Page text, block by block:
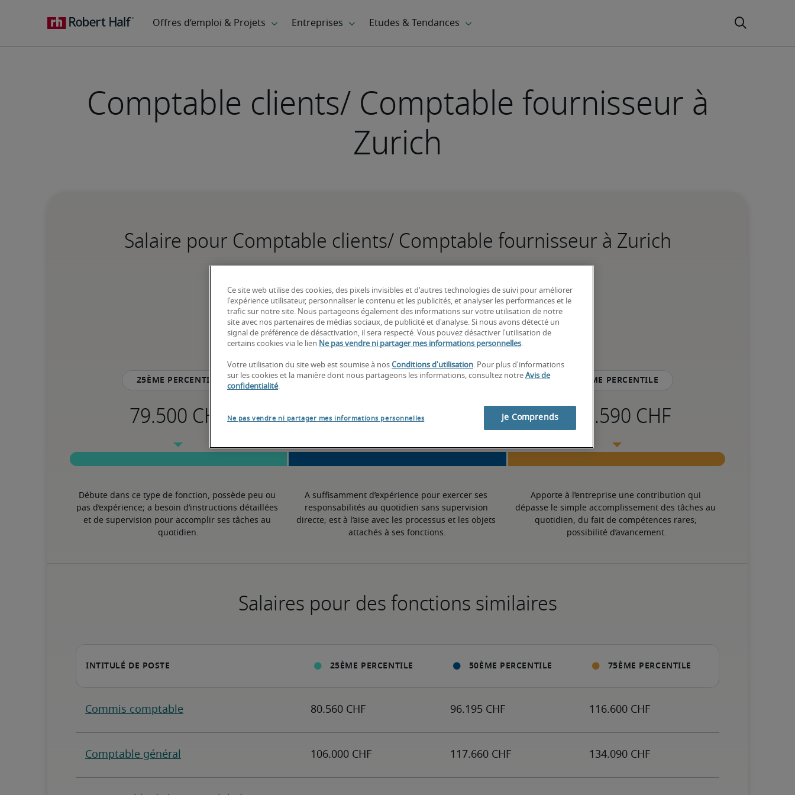
Comptable clients/ Comptable fournisseur à
Zurich
Salaire pour Comptable clients/ Comptable fournisseur à Zurich
-
6% supérieur à la moyenne nationale
25ème percentile
Débute dans ce type de fonction, possède peu ou
pas d’expérience; a besoin d’instructions détaillées
et de supervision pour accomplir ses tâches au
quotidien.
50ème percentile
A suffisamment d’expérience pour exercer ses
responsabilités au quotidien sans supervision
directe; est à l’aise avec les processus et les objets
attachés à ses fonctions.
75ème percentile
Apporte à l’entreprise une contribution qui
dépasse le simple accomplissement des tâches au
quotidien, du fait de compétences rares;
possibilité d’avancement.
Salaires pour des fonctions similaires
Ce site web utilise des cookies, des pixels invisibles et d'autres technologies de suivi pour améliorer
l'expérience utilisateur, personnaliser le contenu et les publicités, et analyser les performances et le
trafic sur notre site. Nous partageons également des informations sur votre utilisation de notre
site avec nos partenaires de médias sociaux, de publicité et d'analyse. Si nous avons détecté un
signal de préférence de désactivation, il sera respecté. Vous pouvez désactiver l'utilisation de
certains cookies via le lien Ne pas vendre ni partager mes informations personnelles.
Votre utilisation du site web est soumise à nos Conditions d'utilisation. Pour plus d'informations
sur les cookies et la manière dont nous partageons les informations, consultez notre Avis de
confidentialité.
Ne pas vendre ni partager mes informations personnelles Je Comprends